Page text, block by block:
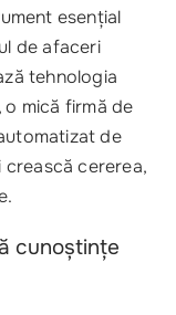
esențial
de afaceri
tehnologia
o mică firmă de
de
cererea,
cunoștințe